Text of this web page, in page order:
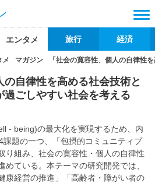
エンタメ 旅行 経済
メ マガジン 「社会の寛容性、個人の自律性
の自律性を高める社会技術と
過ごしやすい社会を考える
- being)の最大化を実現するため、内
課題の一つ、「包摂的コミュニティプ
り組み、社会の寛容性・個人の自律性
めている。本テーマの研究開発では、
康経営の推進」「高齢者・障がい者の